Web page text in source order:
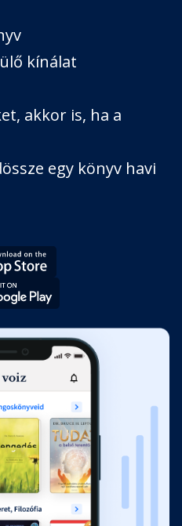
kérdései
kínálat
akkor is, ha a
egy könyv havi